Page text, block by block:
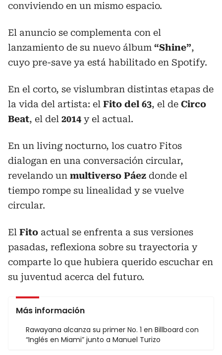
conviviendo en un mismo espacio.
El anuncio se complementa con el
lanzamiento de su nuevo álbum “Shine”,
cuyo pre-save ya está habilitado en Spotify.
En el corto, se vislumbran distintas etapas de
la vida del artista: el Fito del 63, el de Circo
Beat, el del 2014 y el actual.
En un living nocturno, los cuatro Fitos
dialogan en una conversación circular,
revelando un multiverso Páez donde el
tiempo rompe su linealidad y se vuelve
circular.
El Fito actual se enfrenta a sus versiones
pasadas, reflexiona sobre su trayectoria y
comparte lo que hubiera querido escuchar en
su juventud acerca del futuro.
Más información
Rawayana alcanza su primer No. 1 en Billboard con
“Inglés en Miami” junto a Manuel Turizo